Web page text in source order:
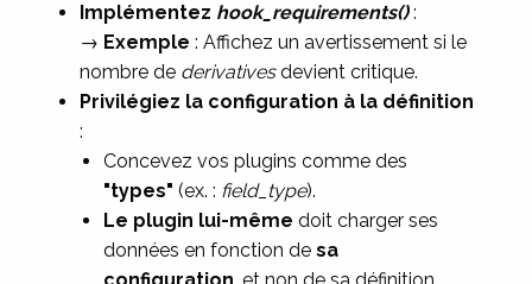
Implémentez hook_requirements():
→ Exemple : Affichez un avertissement si le
nombre de derivativesdevient critique.
Privilégiez la configuration à la définition
:
Concevez vos plugins comme des
"types" (ex. : field_type).
Le plugin lui-même doit charger ses
données en fonction desa